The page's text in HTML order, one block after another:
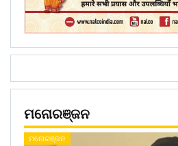
ମନୋରଞ୍ଜନ
ମନୋରଞ୍ଜନ